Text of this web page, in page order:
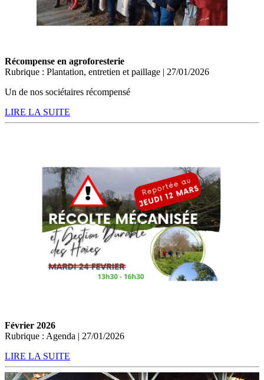
Récompense en agroforesterie
Rubrique : Plantation, entretien et paillage | 27/01/2026
Un de nos sociétaires récompensé
LIRE LA SUITE
Février 2026
Rubrique : Agenda | 27/01/2026
LIRE LA SUITE